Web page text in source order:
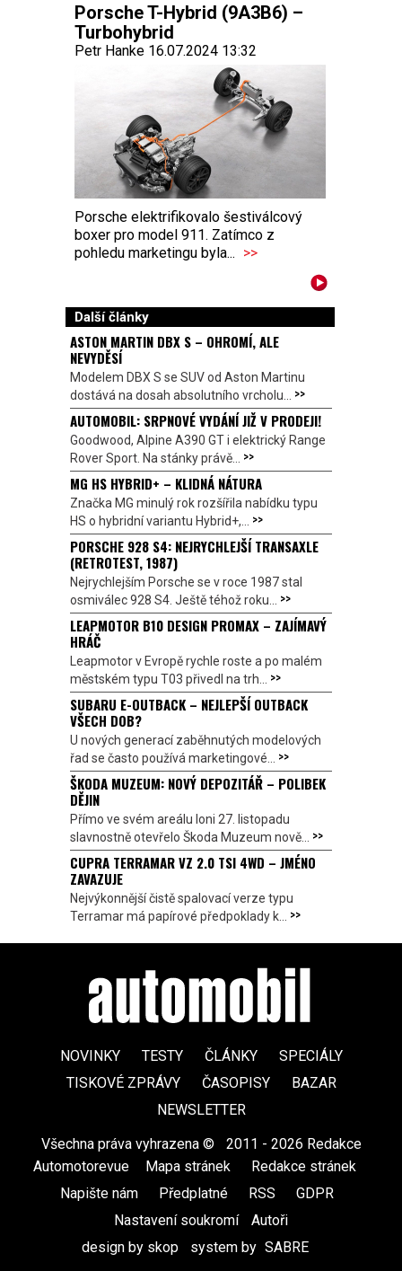
Porsche T-Hybrid (9A3B6) –
Turbohybrid
Petr Hanke 16.07.2024 13:32
Porsche elektrifikovalo šestiválcový
boxer pro model 911. Zatímco z
pohledu marketingu byla... >>
Další články
ASTON MARTIN DBX S – OHROMÍ, ALE
NEVYDĚSÍ
Modelem DBX S se SUV od Aston Martinu
dostává na dosah absolutního vrcholu... >>
AUTOMOBIL: SRPNOVÉ VYDÁNÍ JIŽ V PRODEJI!
Goodwood, Alpine A390 GT i elektrický Range
Rover Sport. Na stánky právě... >>
MG HS HYBRID+ – KLIDNÁ NÁTURA
Značka MG minulý rok rozšířila nabídku typu
HS o hybridní variantu Hybrid+,... >>
PORSCHE 928 S4: NEJRYCHLEJŠÍ TRANSAXLE
(RETROTEST, 1987)
Nejrychlejším Porsche se v roce 1987 stal
osmiválec 928 S4. Ještě téhož roku... >>
LEAPMOTOR B10 DESIGN PROMAX – ZAJÍMAVÝ
HRÁČ
Leapmotor v Evropě rychle roste a po malém
městském typu T03 přivedl na trh... >>
SUBARU E-OUTBACK – NEJLEPŠÍ OUTBACK
VŠECH DOB?
U nových generací zaběhnutých modelových
řad se často používá marketingové... >>
ŠKODA MUZEUM: NOVÝ DEPOZITÁŘ – POLIBEK
DĚJIN
Přímo ve svém areálu loni 27. listopadu
slavnostně otevřelo Škoda Muzeum nově... >>
CUPRA TERRAMAR VZ 2.0 TSI 4WD – JMÉNO
ZAVAZUJE
Nejvýkonnější čistě spalovací verze typu
Terramar má papírové předpoklady k... >>
NOVINKY TESTY ČLÁNKY
SPECIÁLY
TISKOVÉ ZPRÁVY
ČASOPISY
BAZAR
NEWSLETTER
Všechna práva vyhrazena ©
2011 - 2026 Redakce
Automotorevue
Mapa stránek Redakce stránek
Napište nám
Předplatné RSS GDPR
Nastavení soukromí
Autoři
design by skop
system by SABRE